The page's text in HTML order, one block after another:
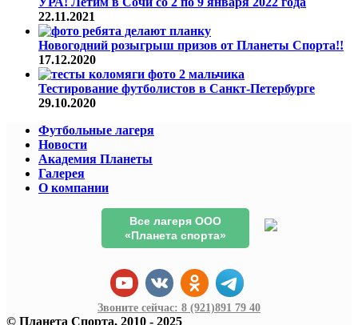
22.11.2021
Новогодний розыгрыш призов от Планеты Спорта!!
17.12.2020
Тестирование футболистов в Санкт-Петербурге
29.10.2020
Футбольные лагеря
Новости
Академия Планеты
Галерея
О компании
Все лагеря ООО
«Планета спорта»
Звоните сейчас: 8 (921)891 79 40
© Планета Спорта, 2010 - 2025